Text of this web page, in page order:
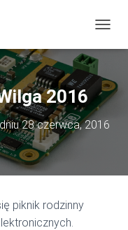
R
E
Ł
Ą
Z
2016
28 czerwca, 2016
piknik rodzinny